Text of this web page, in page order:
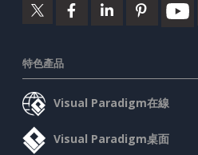
特色產品
Visual Paradigm在線
Visual Paradigm桌面